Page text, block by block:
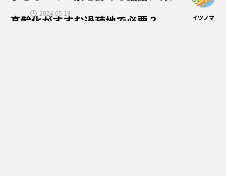
高齢化がすすむ過疎地で必要？
イツノマ
2024.05.18